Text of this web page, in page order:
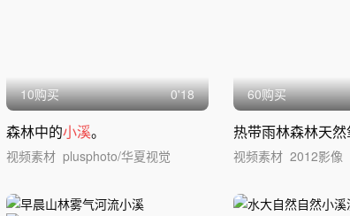
云海泉水源
10购买 0'18
森林中的小溪。
视频素材 plusphoto/华夏视觉
60购买
视频素材 2012影像